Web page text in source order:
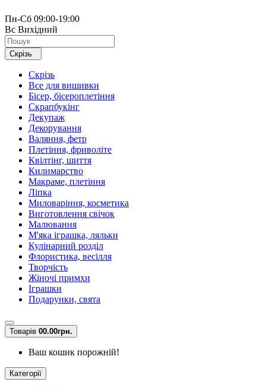
Пн-Сб 09:00-19:00
Вс Вихідний
Скрізь
Скрізь
Все для вишивки
Бісер, бісероплетіння
Скрапбукінг
Декупаж
Декорування
Валяння, фетр
Плетіння, фриволіте
Квілтінг, шиття
Килимарство
Макраме, плетіння
Ліпка
Миловаріння, косметика
Виготовлення свічок
Малювання
М'яка іграшка, ляльки
Кулінарний розділ
Флористика, весілля
Творчість
Жіночі примхи
Іграшки
Подарунки, свята
Товарів 00.00грн.
Ваш кошик порожній!
Категорії